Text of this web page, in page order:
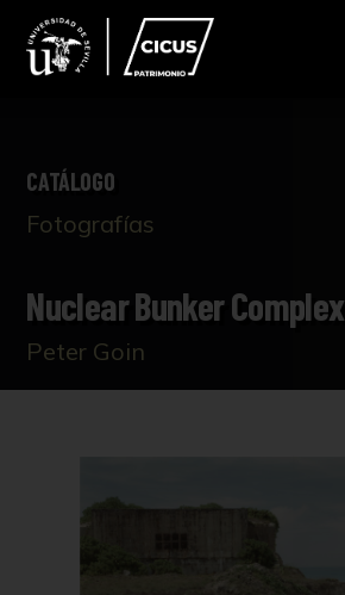
CATÁLOGO
Fotografías
Nuclear Bunker Complex
Peter Goin